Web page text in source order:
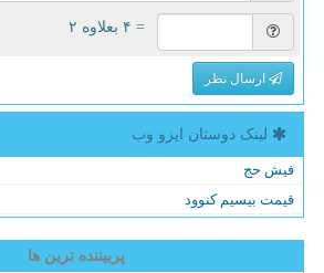
= ۴ بعلاوه ۲
ارسال نظر
لینک دوستان ایزو وب
فیش حج
قیمت بیسیم کنوود
پربیننده ترین ها